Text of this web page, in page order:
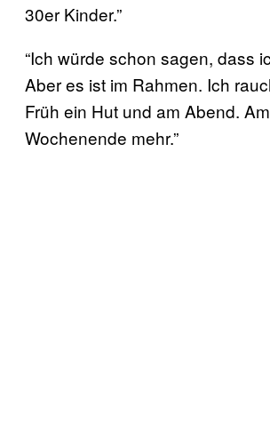
30er Kinder.”
“Ich würde schon sagen, dass
Aber es ist im Rahmen. Ich
Früh ein Hut und am Abend. Am
Wochenende mehr.”